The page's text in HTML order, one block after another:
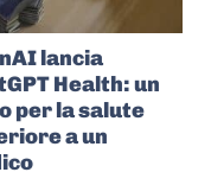
lancia
Health: un
per la salute
a un